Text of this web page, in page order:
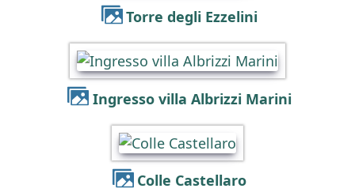
Torre degli Ezzelini
Ingresso villa Albrizzi Marini
Colle Castellaro